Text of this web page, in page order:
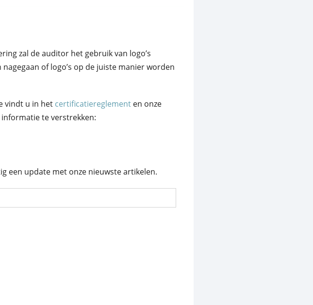
zal de auditor het gebruik van logo’s
of logo’s op de juiste manier worden
vindt u in het certificatiereglementen onze
te verstrekken:
een update met onze nieuwste artikelen.